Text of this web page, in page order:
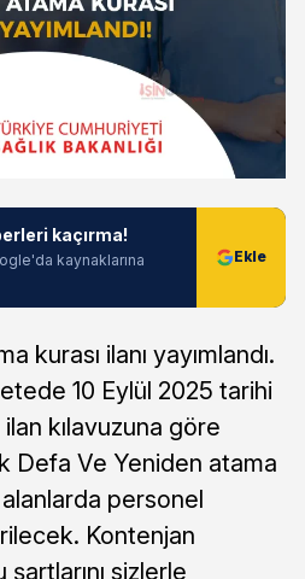
kaçırma!
kaynaklarına
kurası ilanı yayımlandı.
10 Eylül 2025 tarihi
ilan kılavuzuna göre
Defa Ve Yeniden atama
alanlarda personel
Kontenjan
sizlerle